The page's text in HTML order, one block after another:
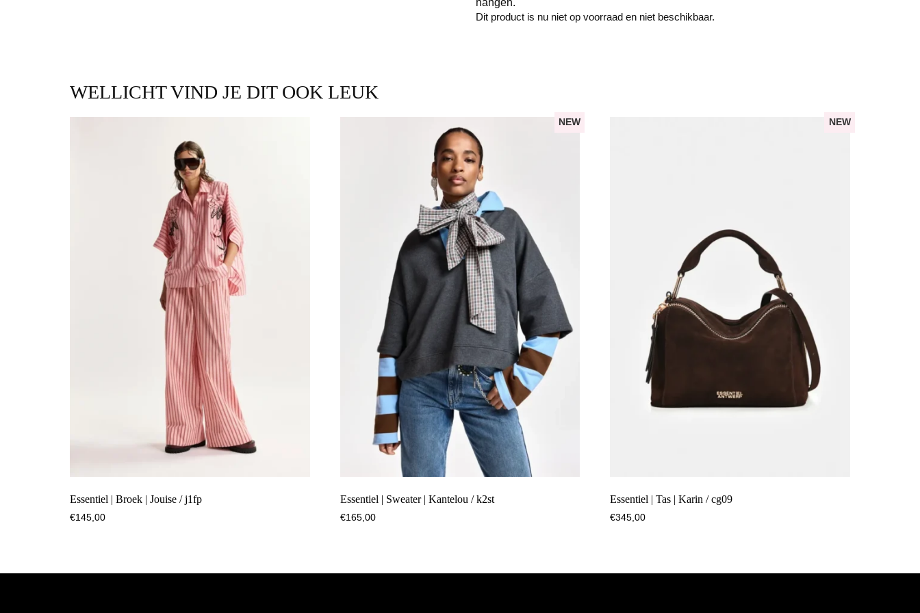
Dit product is nu niet op voorraad en niet beschikbaar.
WELLICHT VIND JE DIT OOK LEUK
Essentiel | Broek | Jouise / j1fp
€145,00
NEW
Essentiel | Sweater | Kantelou / k2st
€165,00
NEW
Essentiel | Tas | Karin / cg09
€345,00